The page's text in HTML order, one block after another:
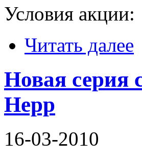
Условия акции:
Читать далее
Новая серия
Hepp
16-03-2010